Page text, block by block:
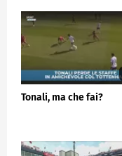
Tonali, ma che fai?